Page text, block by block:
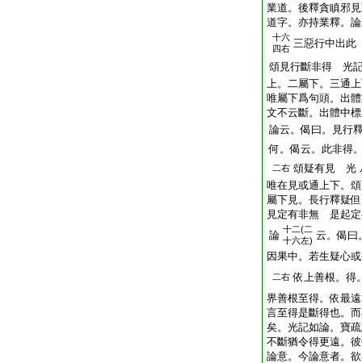
業道。後釋貪瞋邪
道字。亦持業釋。
十六
四右 三惡行中出此
頌見行斷非得 光
上。二屬下。三通
唯屬下爲句頭。出
文不云斷。出體中
論云。偈曰。見行
何。偈云。此非得
二右 頌疑有見 光
唯在見或通上下。
屬下見。長行釋疑
見定有非無 是起
論 十二(二
十六左) 云。偈曰
因果中。若生疑心
二右 依上善根。
界善根至得。依最
言至得是斷得也。
矣。光記如論。寶
不斷猶令得更遠。
論意。今論意者。